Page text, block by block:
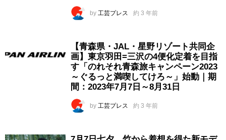
by 工芸プレス 約 3 年前
【青森県・JAL・星野リゾート共同企
画】東京羽田=三沢の4便化定着を目指
す「のれそれ青森旅キャンペーン2023
～ぐるっと満喫してけろ～」始動｜期
間：2023年7月7日～8月31日
by 工芸プレス 約 3 年前